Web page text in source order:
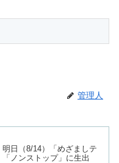
管理人
明日（8/14）「めざましテ
ノンストップ」に生出